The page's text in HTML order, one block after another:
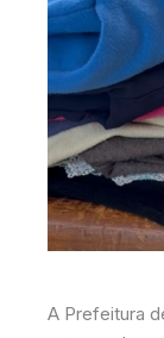
A Prefeitura